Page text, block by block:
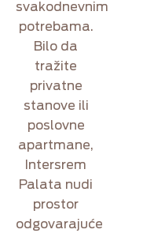
svakodnevnim
potrebama.
Bilo da
tražite
privatne
stanove ili
poslovne
apartmane,
Intersrem
Palata nudi
prostor
odgovarajuće